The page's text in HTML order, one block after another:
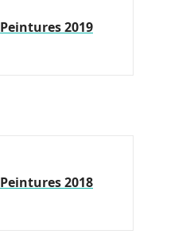
Peintures 2019
Peintures 2018